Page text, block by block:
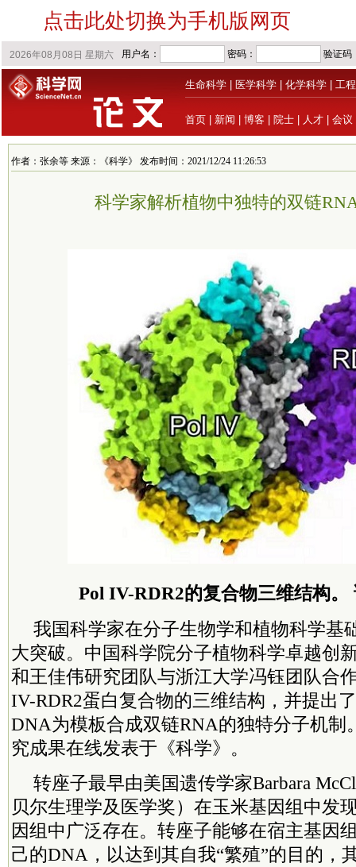
点击此处切换为手机版网页
生命科学 医学科学 化学科学 工
首页 新闻 博客 院士 人才 会议
作者：张余等 来源：《科学》 发布时间：2021/12/24 11:26:53
科学家解析植物中独特的双链
Pol IV-RDR2的复合物三维结构。
我国科学家在分子生物学和植物科学基
大突破。中国科学院分子植物科学卓越创
和王佳伟研究团队与浙江大学冯钰团队合
IV-RDR2蛋白复合物的三维结构，并提出
DNA为模板合成双链RNA的独特分子机制
究成果在线发表于《科学》。
转座子最早由美国遗传学家Barbara
贝尔生理学及医学奖）在玉米基因组中发
因组中广泛存在。转座子能够在宿主基因
己的DNA，以达到其自我“繁殖”的目的，